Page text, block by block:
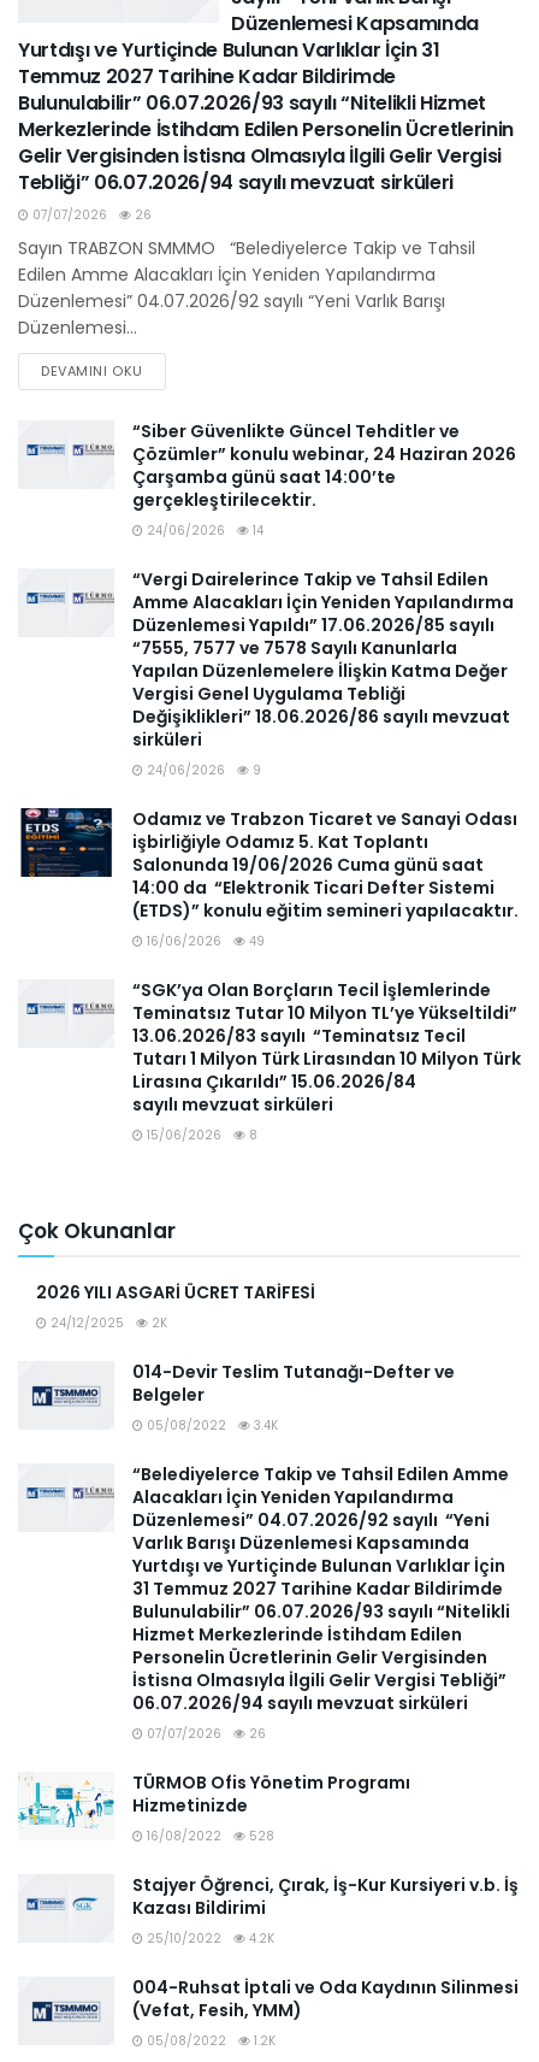
Düzenlemesi Kapsamında
Yurtdışı ve Yurtiçinde Bulunan Varlıklar İçin 31
Temmuz 2027 Tarihine Kadar Bildirimde
Bulunulabilir” 06.07.2026/93 sayılı “Nitelikli Hizmet
Merkezlerinde İstihdam Edilen Personelin Ücretlerinin
Gelir Vergisinden İstisna Olmasıyla İlgili Gelir Vergisi
Tebliği” 06.07.2026/94 sayılı mevzuat sirküleri
07/07/2026 26
Sayın TRABZON SMMMO “Belediyelerce Takip ve Tahsil
Edilen Amme Alacakları İçin Yeniden Yapılandırma
Düzenlemesi” 04.07.2026/92 sayılı “Yeni Varlık Barışı
Düzenlemesi...
DEVAMINI OKU
“Siber Güvenlikte Güncel Tehditler ve
Çözümler” konulu webinar, 24 Haziran 2026
Çarşamba günü saat 14:00’te
gerçekleştirilecektir.
24/06/2026 14
“Vergi Dairelerince Takip ve Tahsil Edilen
Amme Alacakları İçin Yeniden Yapılandırma
Düzenlemesi Yapıldı” 17.06.2026/85 sayılı
“7555, 7577 ve 7578 Sayılı Kanunlarla
Yapılan Düzenlemelere İlişkin Katma Değer
Vergisi Genel Uygulama Tebliği
Değişiklikleri” 18.06.2026/86 sayılı mevzuat
sirküleri
24/06/2026 9
Odamız ve Trabzon Ticaret ve Sanayi Odası
işbirliğiyle Odamız 5. Kat Toplantı
Salonunda 19/06/2026 Cuma günü saat
14:00 da “Elektronik Ticari Defter Sistemi
(ETDS)” konulu eğitim semineri yapılacaktır.
16/06/2026 49
“SGK’ya Olan Borçların Tecil İşlemlerinde
Teminatsız Tutar 10 Milyon TL’ye Yükseltildi”
13.06.2026/83 sayılı “Teminatsız Tecil
Tutarı 1 Milyon Türk Lirasından 10 Milyon Türk
Lirasına Çıkarıldı” 15.06.2026/84
sayılı mevzuat sirküleri
15/06/2026 8
Çok Okunanlar
2026 YILI ASGARİ ÜCRET TARİFESİ
24/12/2025 2K
014-Devir Teslim Tutanağı-Defter ve
Belgeler
05/08/2022 3.4K
“Belediyelerce Takip ve Tahsil Edilen Amme
Alacakları İçin Yeniden Yapılandırma
Düzenlemesi” 04.07.2026/92 sayılı “Yeni
Varlık Barışı Düzenlemesi Kapsamında
Yurtdışı ve Yurtiçinde Bulunan Varlıklar İçin
31 Temmuz 2027 Tarihine Kadar Bildirimde
Bulunulabilir” 06.07.2026/93 sayılı “Nitelikli
Hizmet Merkezlerinde İstihdam Edilen
Personelin Ücretlerinin Gelir Vergisinden
İstisna Olmasıyla İlgili Gelir Vergisi Tebliği”
06.07.2026/94 sayılı mevzuat sirküleri
07/07/2026 26
TÜRMOB Ofis Yönetim Programı
Hizmetinizde
16/08/2022 528
Stajyer Öğrenci, Çırak, İş-Kur Kursiyeri v.b. İş
Kazası Bildirimi
25/10/2022 4.2K
004-Ruhsat İptali ve Oda Kaydının Silinmesi
(Vefat, Fesih, YMM)
05/08/2022 1.2K